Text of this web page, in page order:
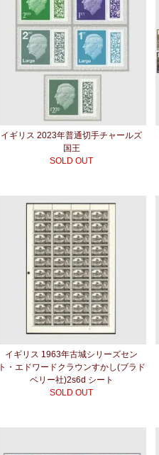
イギリス 2023年普通切手チャールズ
国王
SOLD OUT
イギリス 1963年古城シリーズセン
ト・エドワードクラウンすかし(ブラド
ベリー社)2s6d シート
SOLD OUT